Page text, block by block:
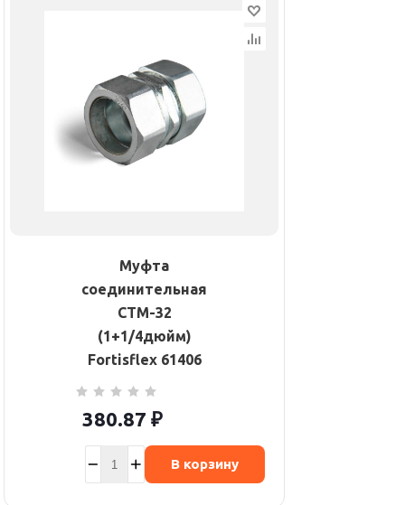
Муфта
соединительная
СТМ-32
(1+1/4дюйм)
Fortisflex 61406
380.87 ₽
В корзину